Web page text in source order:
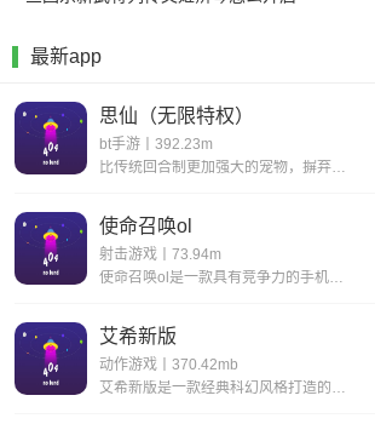
最新app
思仙（无限特权）
bt手游丨392.23m
比传统回合制更加强大的宠物，摒弃复杂的宠物合成，普通宠物都可以拥有15技能，更有逆天宠物神技，带你体验不一样的宠物养成。一键挂机，解放双手不用肝;无限商城，一莲玉领全奖励;首充神技，助你成就大侠路;满vip，登录就送v15。
使命召唤ol
射击游戏丨73.94m
使命召唤ol是一款具有竞争力的手机射击游戏。您一定会感到现实，丰富您的游戏体验并完成各种战斗任务以获得丰厚的回报。逼真的惊人武器带来了开创性的战斗，同时遵循经典的世界观并添加了全新的游戏玩法，玩家可以感受到射击的最大乐趣，并且玩家可以更好地
艾希新版
动作游戏丨370.42mb
艾希新版是一款经典科幻风格打造的动作格斗类手游，超华丽炫酷的场景地图给你带来无与伦比的视觉享受，进入这个独特的世界当中展开精彩绝伦的战斗旅程，享受前所未有的爽快动作打击手感!艾希新版游戏亮点丰富的场景地图，超科幻的未来场景多样化的武器选择，